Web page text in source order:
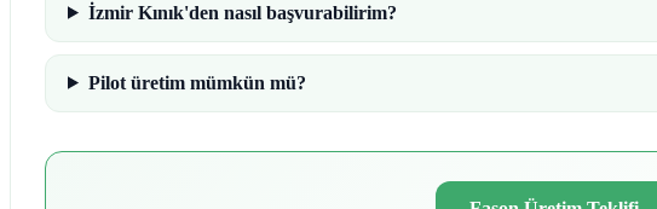
İzmir Kınık'den nasıl başvurabilirim?
Pilot üretim mümkün mü?